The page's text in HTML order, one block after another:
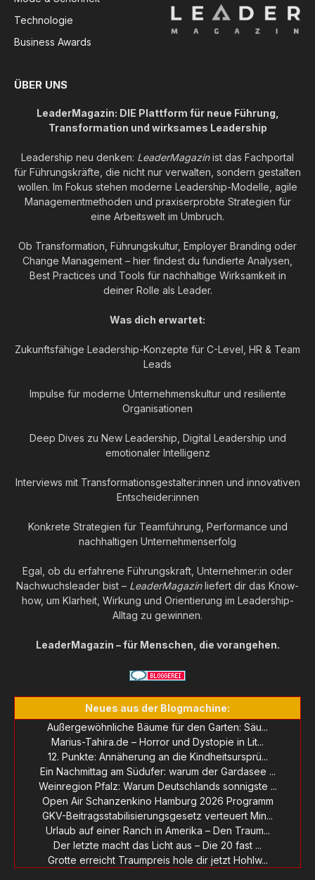
Technologie
Business Awards
ÜBER UNS
LeaderMagazin: DIE Plattform für neue Führung,
Transformation und wirksames Leadership
Leadership neu denken: LeaderMagazinist das Fachportal
für Führungskräfte, die nicht nur verwalten, sondern gestalten
wollen. Im Fokus stehen moderne Leadership-Modelle, agile
Managementmethoden und praxiserprobte Strategien für
eine Arbeitswelt im Umbruch.
Ob Transformation, Führungskultur, Employer Branding oder
Change Management – hier findest du fundierte Analysen,
Best Practices und Tools für nachhaltige Wirksamkeit in
deiner Rolle als Leader.
Was dich erwartet:
Zukunftsfähige Leadership-Konzepte für C-Level, HR & Team
Leads
Impulse für moderne Unternehmenskultur und resiliente
Organisationen
Deep Dives zu New Leadership, Digital Leadership und
emotionaler Intelligenz
Interviews mit Transformationsgestalter:innen und innovativen
Entscheider:innen
Konkrete Strategien für Teamführung, Performance und
nachhaltigen Unternehmenserfolg
Egal, ob du erfahrene Führungskraft, Unternehmer:in oder
Nachwuchsleader bist – LeaderMagazinliefert dir das Know-
how, um Klarheit, Wirkung und Orientierung im Leadership-
Alltag zu gewinnen.
LeaderMagazin – für Menschen, die vorangehen.
Neues aus der Blogmachine:
Außergewöhnliche Bäume für den Garten: Säu...
Marius-Tahira.de – Horror und Dystopie in Lit...
12. Punkte: Annäherung an die Kindheitsursprü...
Ein Nachmittag am Südufer: warum der Gardasee ...
Weinregion Pfalz: Warum Deutschlands sonnigste ...
Open Air Schanzenkino Hamburg 2026 Programm
GKV-Beitragsstabilisierungsgesetz verteuert Min...
Urlaub auf einer Ranch in Amerika – Den Traum...
Der letzte macht das Licht aus – Die 20 fast ...
Grotte erreicht Traumpreis hole dir jetzt Hohlw...